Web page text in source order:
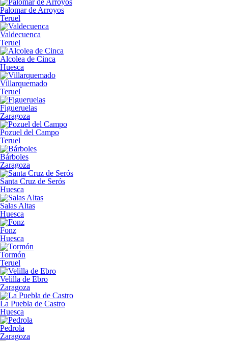
Palomar de Arroyos
Teruel
Valdecuenca
Teruel
Alcolea de Cinca
Huesca
Villarquemado
Teruel
Figueruelas
Zaragoza
Pozuel del Campo
Teruel
Bárboles
Zaragoza
Santa Cruz de Serós
Huesca
Salas Altas
Huesca
Fonz
Huesca
Tormón
Teruel
Velilla de Ebro
Zaragoza
La Puebla de Castro
Huesca
Pedrola
Zaragoza